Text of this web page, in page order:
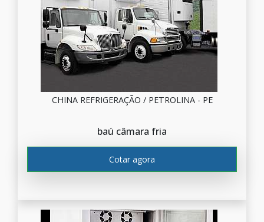
CHINA REFRIGERAÇÃO / PETROLINA - PE
baú câmara fria
Cotar agora